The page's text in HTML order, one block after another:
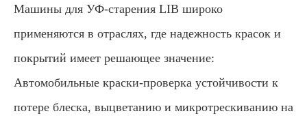
Машины для УФ-старения LIB широко
применяются в отраслях, где надежность красок и
покрытий имеет решающее значение:
Автомобильные краски-проверка устойчивости к
потере блеска, выцветанию и микротрескиванию на